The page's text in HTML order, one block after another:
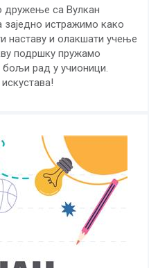
дружење са Вулкан
истражимо како
наставу и олакшати учење
подршку пружамо
бољи рад у учионици.